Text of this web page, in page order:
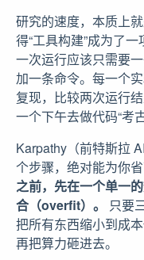
研究的速度，本质上
得“工具构建”成为了
一次运行应该只需要
加一条命令。每一个
复现，比较两次运行
一个下午去做代码“考古
Karpathy（前特斯拉
个步骤，绝对能为你省
之前，先在一个单一
合（overfit）。
只要
把所有东西缩小到成
再把算力砸进去。